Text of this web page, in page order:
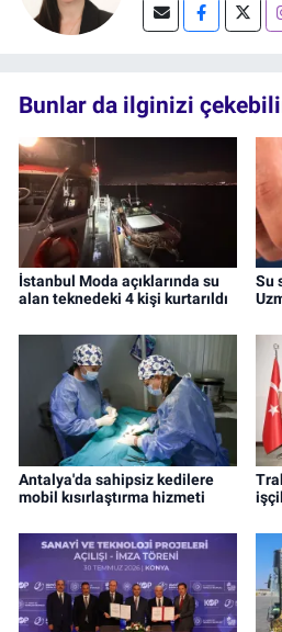
Bunlar da ilginizi
İstanbul Moda açıklarında su
alan teknedeki 4 kişi kurtarıldı
Su
Antalya'da sahipsiz kedilere
mobil kısırlaştırma hizmeti